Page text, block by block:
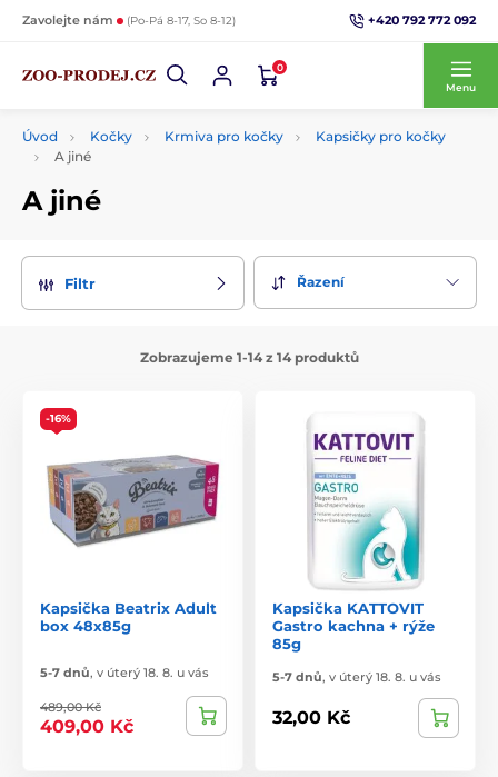
Zavolejte nám (Po-Pá 8-17, So 8-12) +420 792 772 092
0
Menu
Úvod Kočky Krmiva pro kočky
Kapsičky pro kočky
A jiné
A jiné
Filtr Řazení
Zobrazujeme 1-14 z 14 produktů
-16%
Kapsička Beatrix Adult
box 48x85g
5-7 dnů, v úterý 18. 8. u vás
489,00 Kč
409,00 Kč
Kapsička KATTOVIT
Gastro kachna + rýže
85g
5-7 dnů, v úterý 18. 8. u vás
32,00 Kč